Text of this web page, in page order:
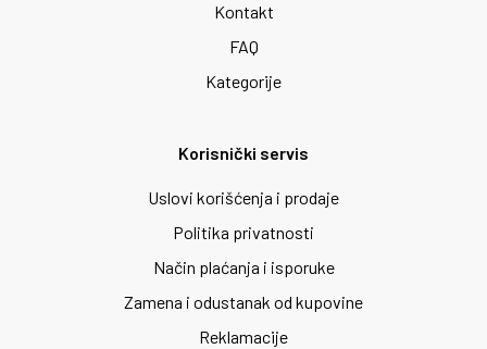
Kontakt
FAQ
Kategorije
Korisnički servis
Uslovi korišćenja i prodaje
Politika privatnosti
Način plaćanja i isporuke
Zamena i odustanak od kupovine
Reklamacije